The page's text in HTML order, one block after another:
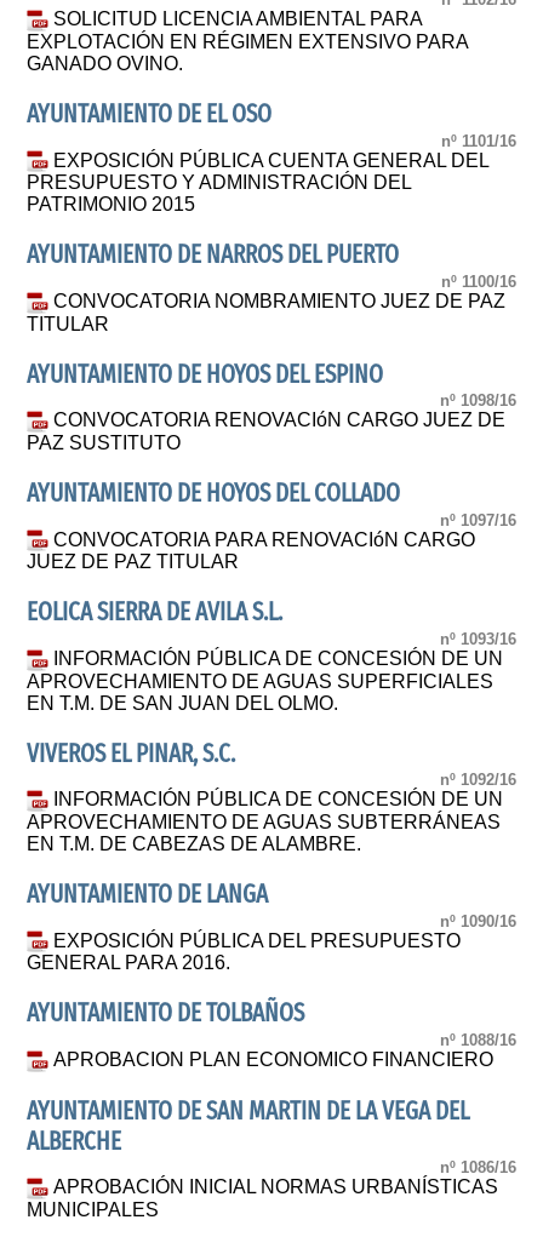
SOLICITUD LICENCIA AMBIENTAL PARA
EXPLOTACIÓN EN RÉGIMEN EXTENSIVO PARA
GANADO OVINO.
AYUNTAMIENTO DE EL OSO
nº 1101/16
EXPOSICIÓN PÚBLICA CUENTA GENERAL DEL
PRESUPUESTO Y ADMINISTRACIÓN DEL
PATRIMONIO 2015
AYUNTAMIENTO DE NARROS DEL PUERTO
nº 1100/16
CONVOCATORIA NOMBRAMIENTO JUEZ DE PAZ
TITULAR
AYUNTAMIENTO DE HOYOS DEL ESPINO
nº 1098/16
CONVOCATORIA RENOVACIóN CARGO JUEZ DE
PAZ SUSTITUTO
AYUNTAMIENTO DE HOYOS DEL COLLADO
nº 1097/16
CONVOCATORIA PARA RENOVACIóN CARGO
JUEZ DE PAZ TITULAR
EOLICA SIERRA DE AVILA S.L.
nº 1093/16
INFORMACIÓN PÚBLICA DE CONCESIÓN DE UN
APROVECHAMIENTO DE AGUAS SUPERFICIALES
EN T.M. DE SAN JUAN DEL OLMO.
VIVEROS EL PINAR, S.C.
nº 1092/16
INFORMACIÓN PÚBLICA DE CONCESIÓN DE UN
APROVECHAMIENTO DE AGUAS SUBTERRÁNEAS
EN T.M. DE CABEZAS DE ALAMBRE.
AYUNTAMIENTO DE LANGA
nº 1090/16
EXPOSICIÓN PÚBLICA DEL PRESUPUESTO
GENERAL PARA 2016.
AYUNTAMIENTO DE TOLBAÑOS
nº 1088/16
APROBACION PLAN ECONOMICO FINANCIERO
AYUNTAMIENTO DE SAN MARTIN DE LA VEGA DEL
ALBERCHE
nº 1086/16
APROBACIÓN INICIAL NORMAS URBANÍSTICAS
MUNICIPALES